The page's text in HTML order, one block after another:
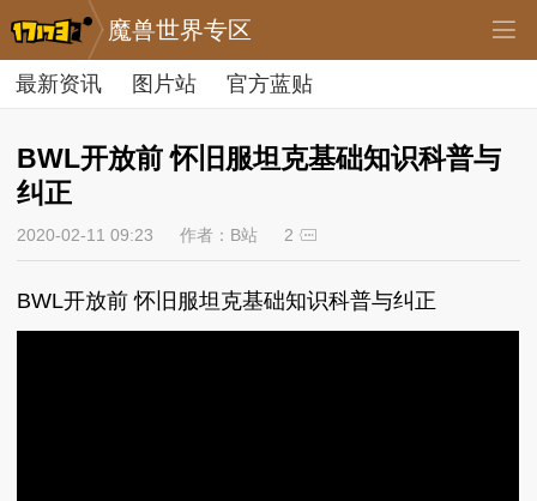
魔兽世界专区
最新资讯 图片站 官方蓝贴
BWL开放前 怀旧服坦克基础知识科普与
纠正
2020-02-11 09:23 作者：B站 2
BWL开放前 怀旧服坦克基础知识科普与纠正